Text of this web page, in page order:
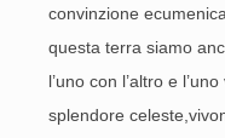
convinzione
questa terra siamo
l’uno con l’altro e
splendore